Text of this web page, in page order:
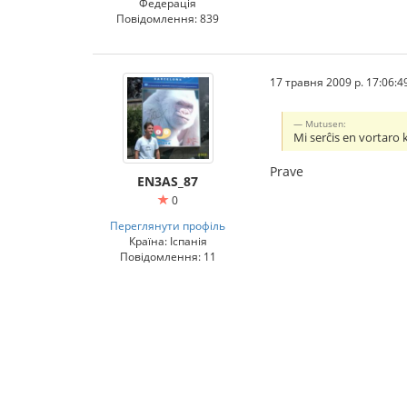
Повідомлення: 839
EN3AS_87
0
Переглянути профіль
Країна: Іспанія
Повідомлення: 11
17 травня 2009 р.
Mutusen:
Mi serĉis en vortaro
Prave